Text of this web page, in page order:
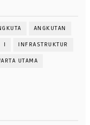
ANGKUTAN
I INFRASTRUKTUR
UTAMA